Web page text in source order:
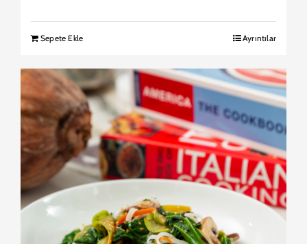
Sepete Ekle Ayrıntılar